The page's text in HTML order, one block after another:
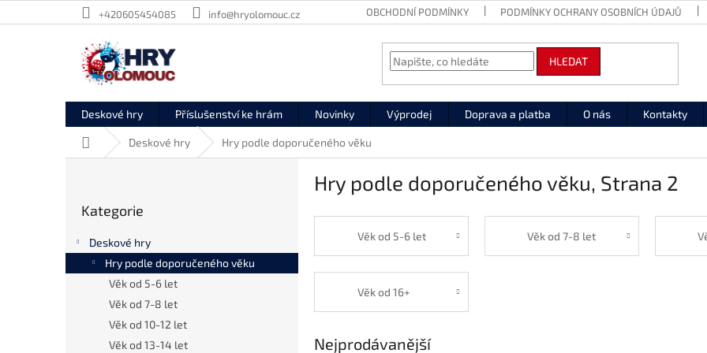
na
+420605454085 info@hryolomouc.cz OBCHODNÍ PODMÍNKY PODMÍNKY OCHRANY OSOBNÍCH ÚDAJŮ
HLEDAT
Deskové hry Příslušenství ke hrám Novinky Výprodej Doprava a platba O nás Kontakty
Domů Deskové hry Hry podle doporučeného věku
a
n
kategorie
Kategorie
Deskové hry
Hry podle doporučeného věku
Věk od 5-6 let
Věk od 7-8 let
Věk od 10-12 let
Věk od 13-14 let
Hry podle doporučeného věku, Strana 2
Věk od 5-6 let Věk od 7-8 let
Věk od 16+
Nejprodávanější